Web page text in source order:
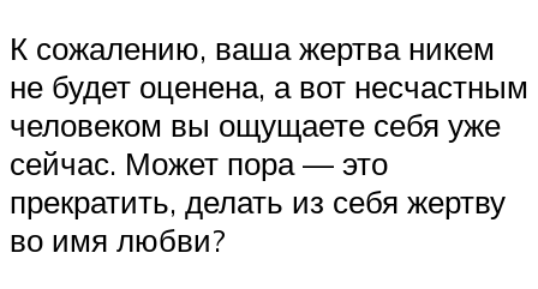
К сожалению, ваша жертва никем
не будет оценена, а вот несчастным
человеком вы ощущаете себя уже
сейчас. Может пора — это
прекратить, делать из себя жертву
во имя любви?